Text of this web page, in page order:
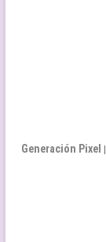
Generación Pixel